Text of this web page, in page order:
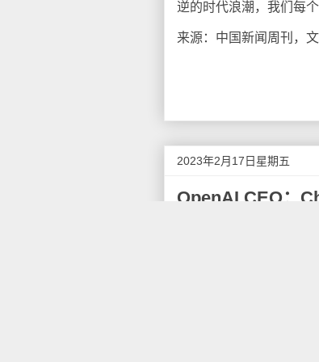
逆的时代浪潮，我们每
来源：中国新闻周刊，
2023年2月17日星期五
OpenAI CEO：